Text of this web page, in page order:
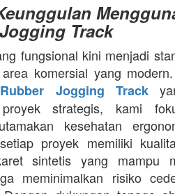
Track
fungsional kini menjadi
komersial yang
Jogging Track
strategis, kami
kesehatan
proyek memiliki
sintetis yang mampu
meminimalkan risiko